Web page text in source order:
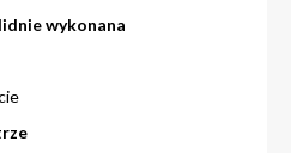
wykonana